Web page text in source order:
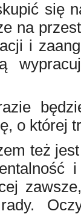
się
na
i
o której
też